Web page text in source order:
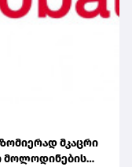
მკაცრი
მოლოდინების